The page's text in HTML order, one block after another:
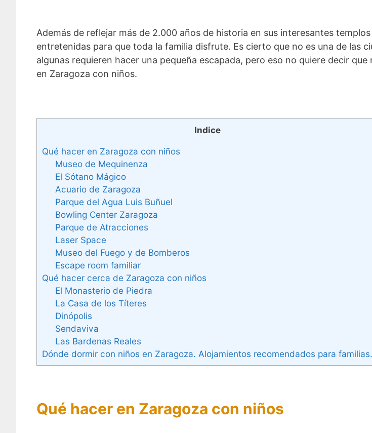
Además de reflejar más de 2.000 años de historia en sus interesantes
entretenidas para que toda la familia disfrute. Es cierto que no es una de las
algunas requieren hacer una pequeña escapada, pero eso no quiere decir
en Zaragoza con niños.
Indice
Qué hacer en Zaragoza con niños
Museo de Mequinenza
El Sótano Mágico
Acuario de Zaragoza
Parque del Agua Luis Buñuel
Bowling Center Zaragoza
Parque de Atracciones
Laser Space
Museo del Fuego y de Bomberos
Escape room familiar
Qué hacer cerca de Zaragoza con niños
El Monasterio de Piedra
La Casa de los Títeres
Dinópolis
Sendaviva
Las Bardenas Reales
Dónde dormir con niños en Zaragoza. Alojamientos recomendados para familias.
Qué hacer en Zaragoza con niños